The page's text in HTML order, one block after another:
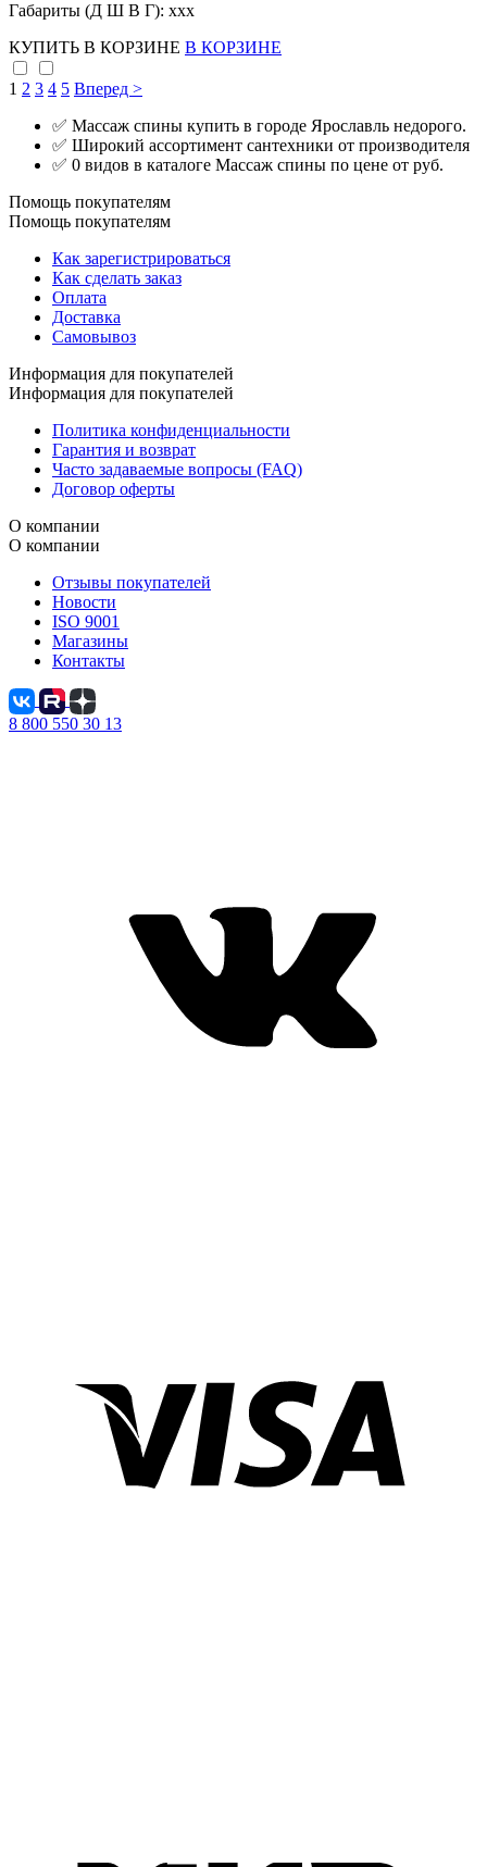
Габариты (Д Ш В Г): xxx
КУПИТЬ В КОРЗИНЕ В КОРЗИНЕ
1 2 3 4 5 Вперед >
✅ Массаж спины купить в городе Ярославль недорого.
✅ Широкий ассортимент сантехники от производителя
✅ 0 видов в каталоге Массаж спины по цене от руб.
Помощь покупателям
Помощь покупателям
Как зарегистрироваться
Как сделать заказ
Оплата
Доставка
Самовывоз
Информация для покупателей
Информация для покупателей
Политика конфиденциальности
Гарантия и возврат
Часто задаваемые вопросы (FAQ)
Договор оферты
О компании
О компании
Отзывы покупателей
Новости
ISO 9001
Магазины
Контакты
8 800 550 30 13